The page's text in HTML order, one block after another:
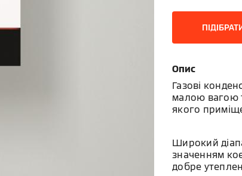
Опис
Газові
малою вагою
якого
Широкий
значенням
добре